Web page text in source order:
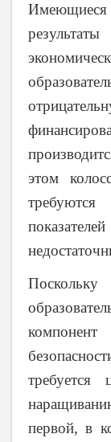
Имеющиеся
этом
требуются
Поскольку
компонент
требуется
первой, в